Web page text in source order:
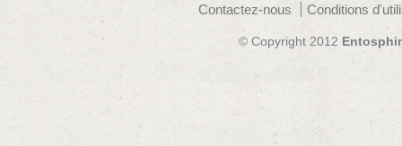
Contactez-nous Conditions
© Copyright 2012